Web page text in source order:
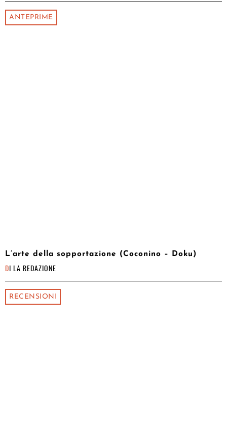
ANTEPRIME
L’arte della sopportazione (Coconino – Doku)
DI LA REDAZIONE
RECENSIONI